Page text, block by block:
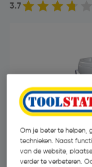
3.7
Om je beter te helpen,
technieken. Naast
van de website,
verder te verbeteren.